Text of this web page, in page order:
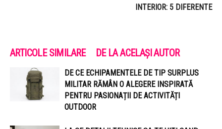
INTERIOR: 5 DIFERENTE
ARTICOLE SIMILARE DE LA ACELAȘI AUTOR
DE CE ECHIPAMENTELE DE TIP SURPLUS
MILITAR RĂMÂN O ALEGERE INSPIRATĂ
PENTRU PASIONAȚII DE ACTIVITĂȚI
OUTDOOR